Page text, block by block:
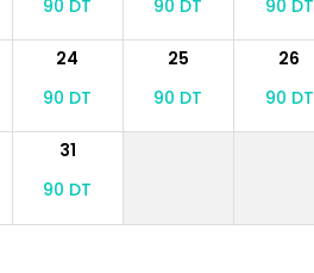
90 DT 90 DT 90 DT
24 25 26
90 DT 90 DT 90 DT
31
90 DT